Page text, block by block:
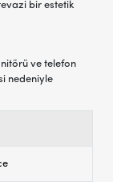
bir estetik
ve telefon
nedeniyle